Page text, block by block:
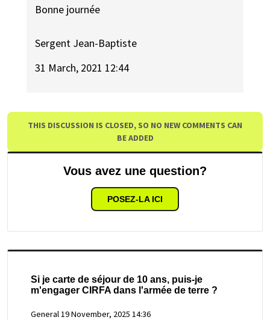
Bonne journée
Sergent Jean-Baptiste
31 March, 2021 12:44
THIS DISCUSSION IS CLOSED, SO NO NEW COMMENTS CAN
BE ADDED
Vous avez une question?
POSEZ-LA ICI
Si je carte de séjour de 10 ans, puis-je
m'engager CIRFA dans l'armée de terre ?
General19 November, 2025 14:36